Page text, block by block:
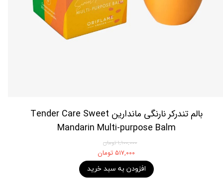
بالم تندرکر نارنگی ماندارین Tender Care Sweet
Mandarin Multi-purpose Balm
۱,۱۰۰,۰۰۰ تومان
۵۱۷,۰۰۰ تومان
افزودن به سبد خرید